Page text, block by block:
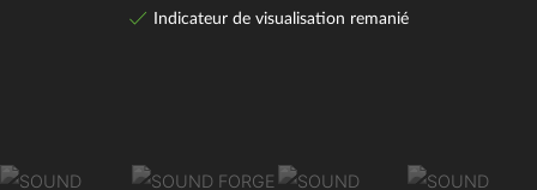
Indicateur de visualisation remanié